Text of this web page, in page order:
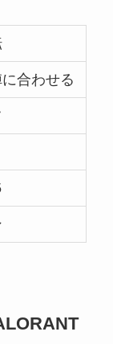
合わせる